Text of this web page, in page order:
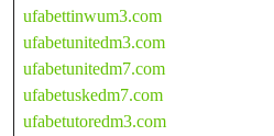
ufabettinwum3.com
ufabetunitedm3.com
ufabetunitedm7.com
ufabetuskedm7.com
ufabetutoredm3.com